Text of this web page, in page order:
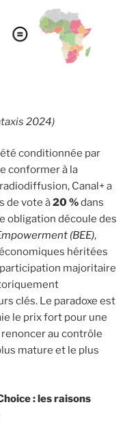
2024)
été conditionnée par
conformer à la
Canal+ a
de vote à20 %dans
obligation découle des
(BEE),
héritées
majoritaire
clés. Le paradoxe est
le prix fort pour une
au contrôle
mature et le plus
: les raisons